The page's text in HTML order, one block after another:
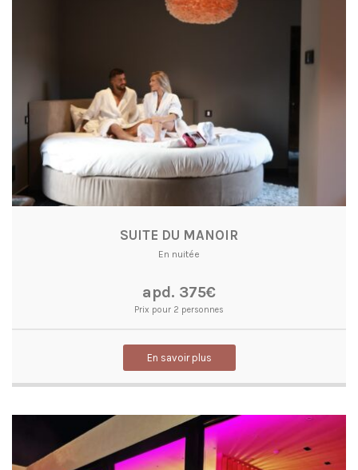
SUITE DU MANOIR
En nuitée
apd. 375€
Prix pour 2 personnes
En savoir plus